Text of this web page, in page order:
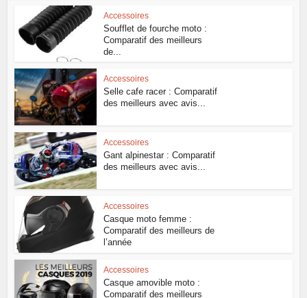
Accessoires
Soufflet de fourche moto :
Comparatif des meilleurs
de...
Accessoires
Selle cafe racer : Comparatif
des meilleurs avec avis...
Accessoires
Gant alpinestar : Comparatif
des meilleurs avec avis...
Accessoires
Casque moto femme :
Comparatif des meilleurs de
l’année
Accessoires
Casque amovible moto :
Comparatif des meilleurs